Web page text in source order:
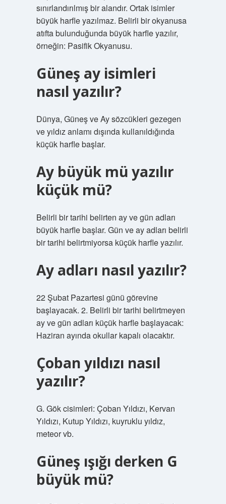
sınırlandırılmış bir alandır. Ortak isimler
büyük harfle yazılmaz. Belirli bir okyanusa
atıfta bulunduğunda büyük harfle yazılır,
örneğin: Pasifik Okyanusu.
Güneş ay isimleri
nasıl yazılır?
Dünya, Güneş ve Ay sözcükleri gezegen
ve yıldız anlamı dışında kullanıldığında
küçük harfle başlar.
Ay büyük mü yazılır
küçük mü?
Belirli bir tarihi belirten ay ve gün adları
büyük harfle başlar. Gün ve ay adları belirli
bir tarihi belirtmiyorsa küçük harfle yazılır.
Ay adları nasıl yazılır?
22 Şubat Pazartesi günü görevine
başlayacak. 2. Belirli bir tarihi belirtmeyen
ay ve gün adları küçük harfle başlayacak:
Haziran ayında okullar kapalı olacaktır.
Çoban yıldızı nasıl
yazılır?
G. Gök cisimleri: Çoban Yıldızı, Kervan
Yıldızı, Kutup Yıldızı, kuyruklu yıldız,
meteor vb.
Güneş ışığı derken G
büyük mü?